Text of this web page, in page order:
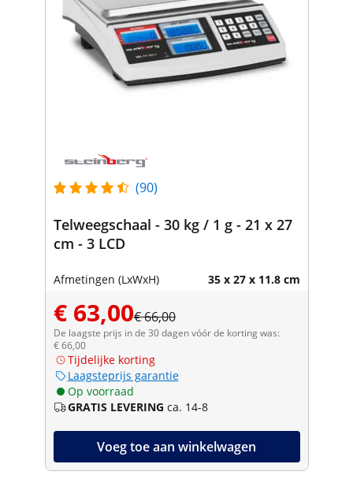
(90)
Telweegschaal - 30 kg / 1 g - 21 x 27
cm - 3 LCD
Afmetingen (LxWxH) 35 x 27 x 11.8 cm
€ 63,00€ 66,00
De laagste prijs in de 30 dagen vóór de korting was:
€ 66,00
Tijdelijke korting
Laagsteprijs garantie
Op voorraad
GRATIS LEVERING ca. 14-8
Voeg toe aan winkelwagen